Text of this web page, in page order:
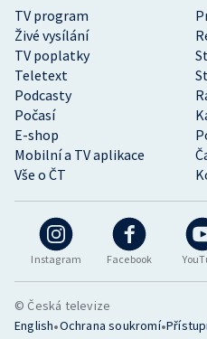
Instagram Facebook
TV program
Živé vysílání
TV poplatky
Teletext
Podcasty
Počasí
E-shop
Mobilní a TV aplikace
Vše o ČT
© Česká televize
English•Ochrana soukromí•